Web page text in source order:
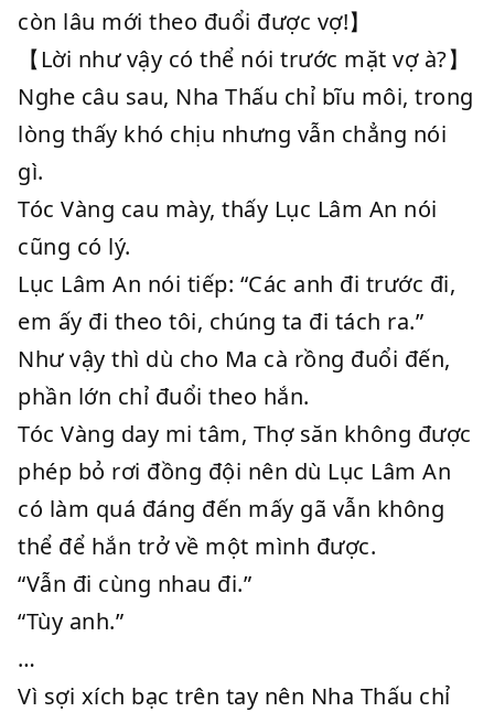
còn lâu mới theo đuổi được vợ!】
【Lời như vậy có thể nói trước mặt vợ à?】
Nghe câu sau, Nha Thấu chỉ bĩu môi, trong
lòng thấy khó chịu nhưng vẫn chẳng nói
gì.
Tóc Vàng cau mày, thấy Lục Lâm An nói
cũng có lý.
Lục Lâm An nói tiếp: “Các anh đi trước đi,
em ấy đi theo tôi, chúng ta đi tách ra.”
Như vậy thì dù cho Ma cà rồng đuổi đến,
phần lớn chỉ đuổi theo hắn.
Tóc Vàng day mi tâm, Thợ săn không được
phép bỏ rơi đồng đội nên dù Lục Lâm An
có làm quá đáng đến mấy gã vẫn không
thể để hắn trở về một mình được.
“Vẫn đi cùng nhau đi.”
“Tùy anh.”
…
Vì sợi xích bạc trên tay nên Nha Thấu chỉ